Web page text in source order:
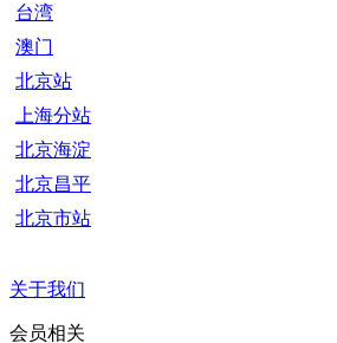
台湾
澳门
北京站
上海分站
北京海淀
北京昌平
北京市站
关于我们
会员相关